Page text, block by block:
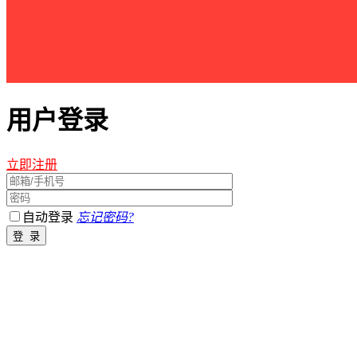
用户登录
立即注册
自动登录 忘记密码?